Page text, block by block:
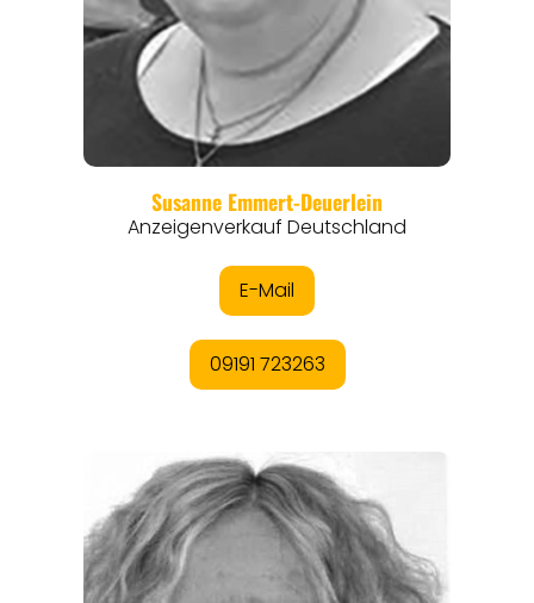
REGIONEN
ORTE
EVENTS
REISEFÜHRER
REISEMAGAZINE
THEMEN